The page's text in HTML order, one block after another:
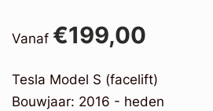
Vanaf €199,00
Tesla Model S (facelift)
Bouwjaar: 2016 - heden